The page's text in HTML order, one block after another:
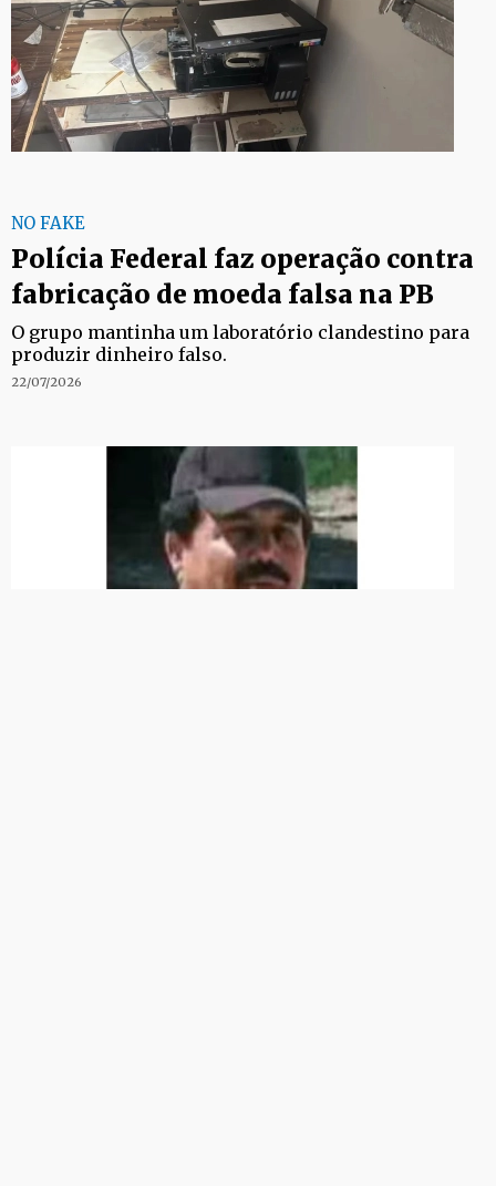
NO FAKE
Polícia Federal faz operação contra
fabricação de moeda falsa na PB
O grupo mantinha um laboratório clandestino para
produzir dinheiro falso.
22/07/2026